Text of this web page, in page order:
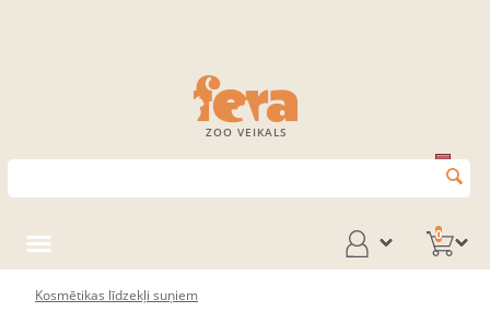
ZOO VEIKALS
0
Kosmētikas līdzekļi suņiem